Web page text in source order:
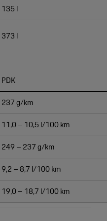
135 l
373 l
PDK
237 g/km
11,0 – 10,5 l/100 km
249 – 237 g/km
9,2 – 8,7 l/100 km
19,0 – 18,7 l/100 km